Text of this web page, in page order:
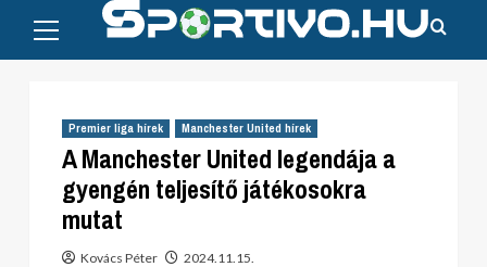
content
Menu
Premier liga hírek Manchester United hírek
A Manchester United legendája a
gyengén teljesítő játékosokra
mutat
Kovács Péter 2024.11.15.